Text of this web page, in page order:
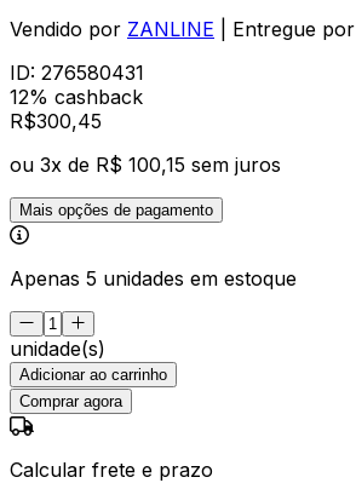
Vendido por ZANLINE | Entregue por
ID: 276580431
12% cashback
R$300,45
ou 3x de R$ 100,15 sem juros
Mais opções de pagamento
Apenas 5 unidades em estoque
unidade(s)
Adicionar ao carrinho
Comprar agora
Calcular frete e prazo